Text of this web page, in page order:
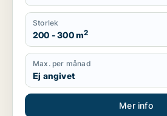
Storlek
200 - 300 m2
Max. per månad
Ej angivet
Mer info